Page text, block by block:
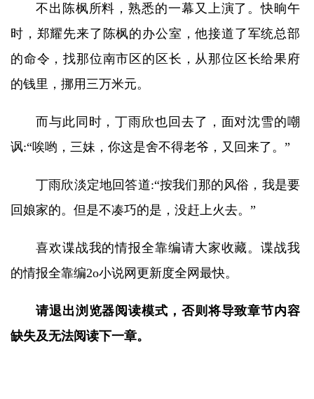
不出陈枫所料，熟悉的一幕又上演了。快晌午
时，郑耀先来了陈枫的办公室，他接道了军统总部
的命令，找那位南市区的区长，从那位区长给果府
的钱里，挪用三万米元。
而与此同时，丁雨欣也回去了，面对沈雪的嘲
讽:“唉哟，三妹，你这是舍不得老爷，又回来了。”
丁雨欣淡定地回答道:“按我们那的风俗，我是要
回娘家的。但是不凑巧的是，没赶上火去。”
喜欢谍战我的情报全靠编请大家收藏。谍战我
的情报全靠编2o小说网更新度全网最快。
请退出浏览器阅读模式，否则将导致章节内容
缺失及无法阅读下一章。